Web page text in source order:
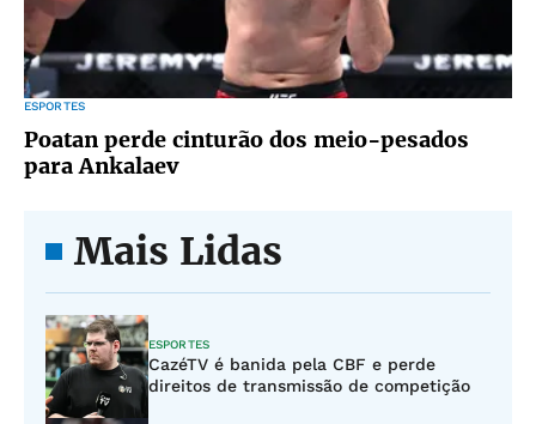
ESPORTES
Poatan perde cinturão dos meio-pesados
para Ankalaev
Mais Lidas
ESPORTES
CazéTV é banida pela CBF e perde
direitos de transmissão de competição